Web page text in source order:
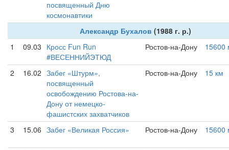
посвященный Дню
космонавтики
Александр Бухалов (1988 г. р.)
1
09.03 Кросс Fun Run
#ВЕСЕННИЙЭТЮД
Ростов-на-Дону 15600
2 16.02 Забег «Штурм»,
посвященный
освобождению Ростова-на-
Дону от немецко-
фашистских захватчиков
Ростов-на-Дону 15 км
3 15.06 Забег «Великая Россия» Ростов-на-Дону 15600